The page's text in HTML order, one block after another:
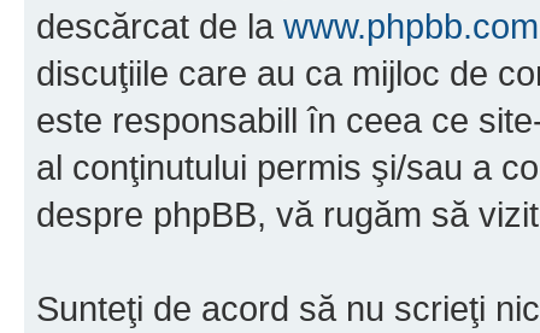
descărcat de la www.phpbb.com
discuţiile care au ca mijloc de
este responsabill în ceea ce
al conţinutului permis şi/sau a
despre phpBB, vă rugăm să
Sunteţi de acord să nu scrieţi